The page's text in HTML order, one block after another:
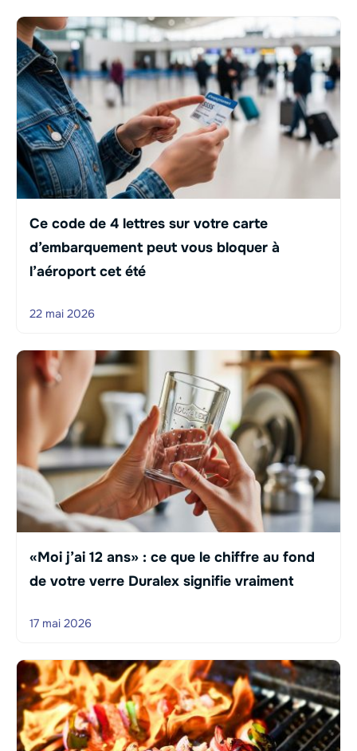
Ce code de 4 lettres sur votre carte
d’embarquement peut vous bloquer à
l’aéroport cet été
22 mai 2026
«Moi j’ai 12 ans» : ce que le chiffre au fond
de votre verre Duralex signifie vraiment
17 mai 2026